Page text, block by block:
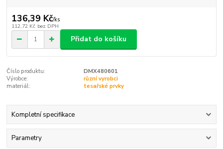
136,39 Kč/ks
112,72 Kč bez DPH
Přidat do košíku
Číslo produktu:
DMX480601
Výrobce:
různí vyrobci
materiál:
tesařské prvky
Kompletní specifikace
Parametry